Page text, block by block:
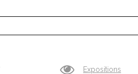
Expositions